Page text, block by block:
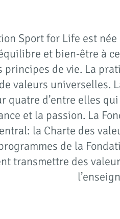
Sport for Life est
et bien-être à
principes de vie. La
valeurs universelles.
quatre d’entre elles
et la passion. La
la Charte des
de la
transmettre des